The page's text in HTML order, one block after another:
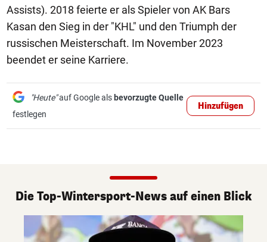
Assists). 2018 feierte er als Spieler von AK Bars
Kasan den Sieg in der "KHL" und den Triumph der
russischen Meisterschaft. Im November 2023
beendet er seine Karriere.
"Heute"auf Google als bevorzugte Quelle
festlegen
Hinzufügen
Die Top-Wintersport-News auf einen Blick